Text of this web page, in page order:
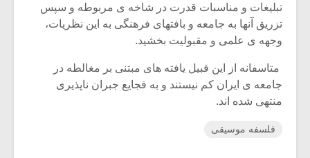
تبلیغات و مناسبات قدرت در شاخه ی مربوطه و سپس
تزریق آنها به جامعه و بافتهای فرهنگی به این نظریات،
وجهه ی علمی و مقبولیت بخشید.
متاسفانه از این قبیل یافته های مبتنی بر مغالطه در
جامعه ی ایران کم نیستند و به فجایع جبران ناپذیری
منتهی شده اند.
فلسفه موسیقی